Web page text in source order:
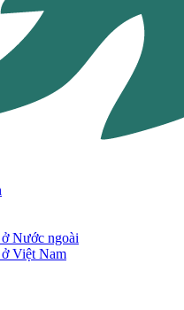
Nước ngoài
Việt Nam